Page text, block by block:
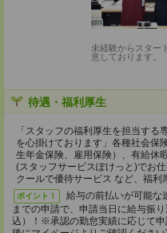
未経験からスター
意しております。
待遇・福利厚生
「スタッフの福利厚生を担当す
を心掛けております」各種社会保
生年金保険、雇用保険）、有給休
(スタッフサービスぽけっと)でお
クールで優待サービス など、福利
ポイント！
給与の前払いが可能な
までの申請で、申請当日に給与振
込）！※承認の勤怠実績に応じて